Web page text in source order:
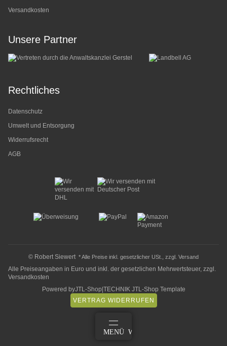
Versandkosten
Unsere Partner
Rechtliches
Datenschutz
Umwelt und Entsorgung
Widerrufsrecht
AGB
© Robert Siewert* Alle Preise inkl. gesetzlicher USt., zzgl. Versand
Alle Preiseangaben in Euro und inkl. der gesetzlichen Mehrwertsteuer, zzgl.
Versandkosten
Powered byJTL-Shop TECHNIK JTL-Shop Template
VERTRAG WIDERRUFEN
MENÜ WARENKORB